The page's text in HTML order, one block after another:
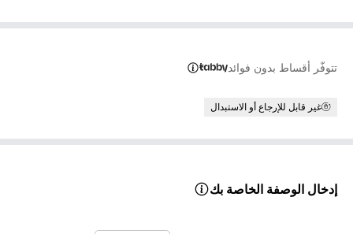
تتوفّر أقساط بدون فوائد
غير قابل للإرجاع أو الاستبدال
إدخال الوصفة الخاصة بك